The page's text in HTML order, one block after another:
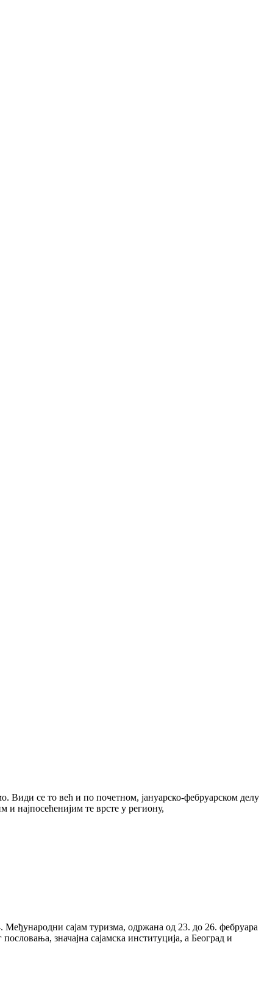
Види се то већ и по почетном, јануарско-фебруарском делу
најпосећенијим те врсте у региону,
сајам туризма, одржана од 23. до 26. фебруара
значајна сајамска институција, а Београд и